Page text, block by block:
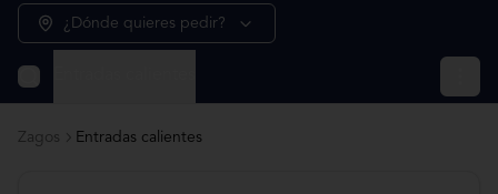
¿Dónde quieres pedir?
Zagos Entradas calientes